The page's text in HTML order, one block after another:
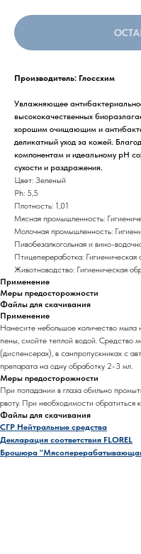
Производитель: Глоссхим
Увлажняющее
высококачественных
хорошим очищающим и
деликатный уход за кожей.
компонентам и идеальному pH
сухости и раздражения.
Цвет: Зеленый
Ph: 5,5
Плотность: 1,01
Мясная промышленность:
Молочная промышленность:
Пивобезалкогольная и вино-
Птицепереработка: Гигиеническая
Животноводство: Гигиеническая
Применение
Меры предосторожности
Файлы для скачивания
Применение
Нанесите небольшое количество мыла
пены, смойте теплой водой. Средство
(диспенсерах), в санпропускниках с
препарата на одну обработку 2-3 мл.
Меры предосторожности
При попадании в глаза обильно
рвоту. При необходимости обратиться к
Файлы для скачивания
СГР Нейтральные средства
Декларация соответствия FLOREL
Брошюра